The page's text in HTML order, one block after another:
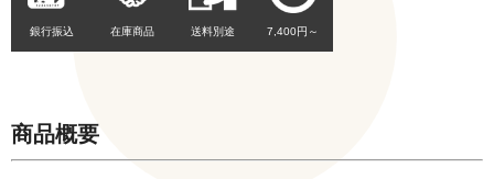
銀行振込 在庫商品 送料別途 7,400円～
商品概要